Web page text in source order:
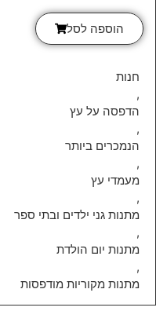
הוספה לסל
חנות
,
הדפסה על עץ
,
הנמכרים ביותר
,
מעמדי עץ
,
מתנות גני ילדים ובתי ספר
,
מתנות יום הולדת
,
מתנות מקוריות מודפסות